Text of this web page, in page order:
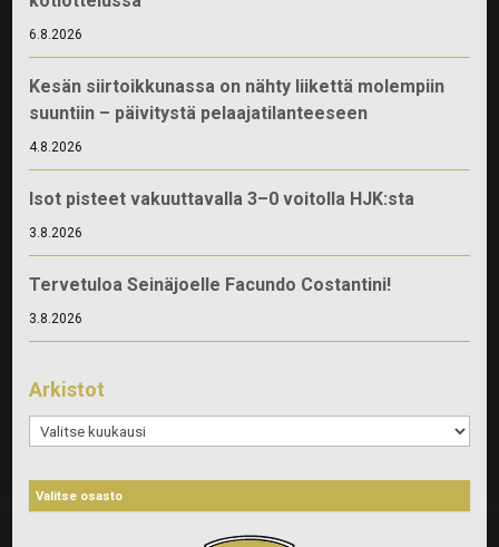
6.8.2026
Kesän siirtoikkunassa on nähty liikettä molempiin
suuntiin – päivitystä pelaajatilanteeseen
4.8.2026
Isot pisteet vakuuttavalla 3–0 voitolla HJK:sta
3.8.2026
Tervetuloa Seinäjoelle Facundo Costantini!
3.8.2026
Arkistot
Arkistot